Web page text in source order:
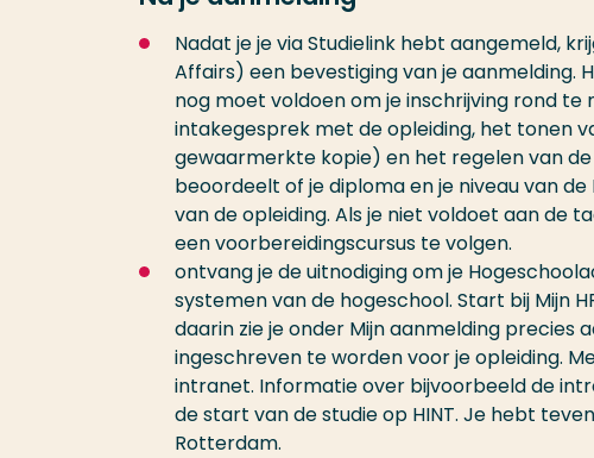
Nadat je je via Studielink hebt aangemeld,
Affairs) een bevestiging van je aanmelding.
nog moet voldoen om je inschrijving rond
intakegesprek met de opleiding, het tonen
gewaarmerkte kopie) en het regelen van
beoordeelt of je diploma en je niveau van
van de opleiding. Als je niet voldoet aan de
een voorbereidingscursus te volgen.
ontvang je de uitnodiging om je
systemen van de hogeschool. Start bij Mijn
daarin zie je onder Mijn aanmelding
ingeschreven te worden voor je opleiding.
intranet. Informatie over bijvoorbeeld de
de start van de studie op HINT. Je hebt
Rotterdam.